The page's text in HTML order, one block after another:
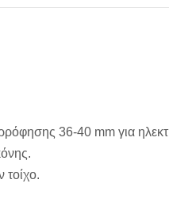
36-40 mm για
τοίχο.